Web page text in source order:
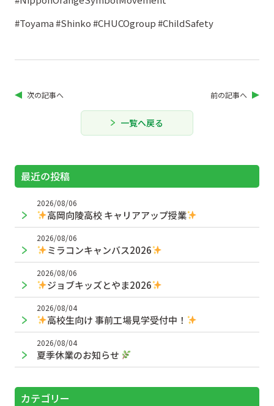
#Toyama #Shinko #CHUCOgroup #ChildSafety
前の記事へ
次の記事へ
一覧へ戻る
最近の投稿
高岡向陵高校 キャリアアップ授業
2026/08/06
ミラコンキャンバス2026
2026/08/06
ジョブキッズとやま2026
2026/08/06
高校生向け 事前工場見学受付中！
2026/08/04
夏季休業のお知らせ
2026/08/04
カテゴリー